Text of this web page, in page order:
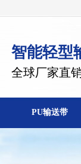
智能轻型
全球厂家直
PU输送带